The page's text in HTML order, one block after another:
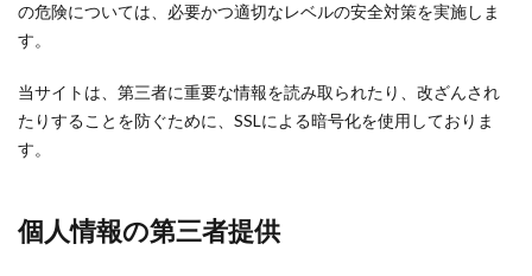
の危険については、必要かつ適切なレベルの安全対策を実施しま
す。
当サイトは、第三者に重要な情報を読み取られたり、改ざんされ
たりすることを防ぐために、SSLによる暗号化を使用しておりま
す。
個人情報の第三者提供